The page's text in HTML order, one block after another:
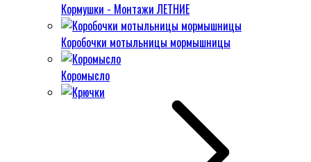
Кормушки - Монтажи ЛЕТНИЕ
Коробочки мотыльницы мормышницы
Коромысло